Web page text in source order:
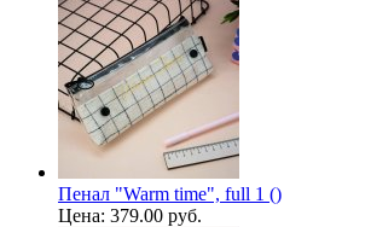
Пенал "Warm time", full 1 ()
Цена: 379.00 руб.